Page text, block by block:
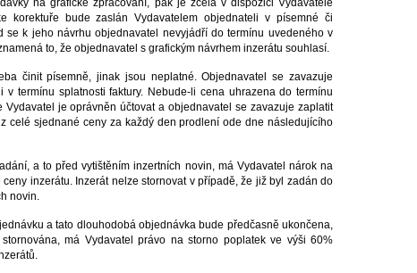
na grafické zpracování, pak je zcela v dispozici Vydavatele
korektuře bude zaslán Vydavatelem objednateli v písemné či
se k jeho návrhu objednavatel nevyjádří do termínu uvedeného v
to, že objednavatel s grafickým návrhem inzerátu souhlasí.
činit písemně, jinak jsou neplatné. Objednavatel se zavazuje
v termínu splatnosti faktury. Nebude-li cena uhrazena do termínu
je oprávněn účtovat a objednavatel se zavazuje zaplatit
celé sjednané ceny za každý den prodlení ode dne následujícího
a to před vytištěním inzertních novin, má Vydavatel nárok na
inzerátu. Inzerát nelze stornovat v případě, že již byl zadán do
novin.
a tato dlouhodobá objednávka bude předčasně ukončena,
má Vydavatel právo na storno poplatek ve výši 60%